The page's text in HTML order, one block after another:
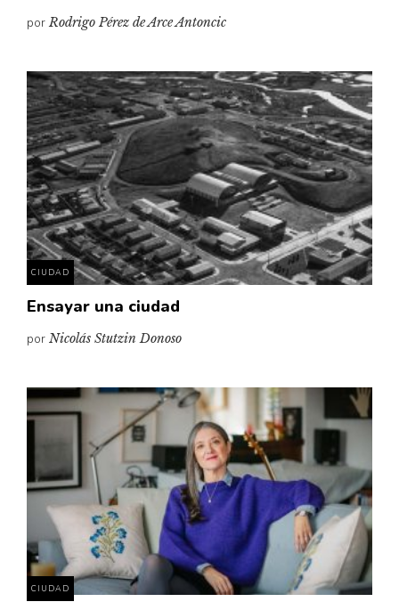
porRodrigo Pérez de Arce Antoncic
CIUDAD
Ensayar una ciudad
por Nicolás Stutzin Donoso
CIUDAD